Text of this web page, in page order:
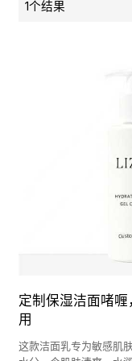
1个结果
定制保湿洁面啫
用
这款洁面乳专为敏感肌